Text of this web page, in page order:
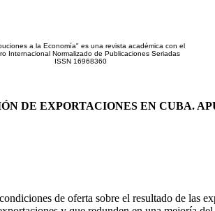
a la Economía" es una revista académica con el
Internacional Normalizado de Publicaciones Seriadas
ISSN 16968360
DE EXPORTACIONES EN CUBA.
de oferta sobre el resultado de las